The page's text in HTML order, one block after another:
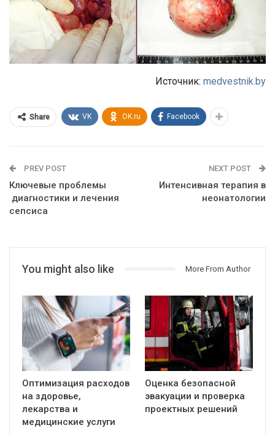
Источник: medvestnik.by
Share VK OK.ru Facebook
PREV POST
Ключевые проблемы
диагностики и лечения
сепсиса
NEXT POST
Интенсивная терапия в
неонатологии
You might also like More From Author
Оптимизация расходов
на здоровье,
лекарства и
медицинские услуги
Оценка безопасной
эвакуации и проверка
проектных решений